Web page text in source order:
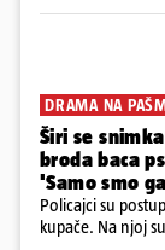
DRAMA NA
Širi se
broda baca
'Samo smo
Policajci su
kupače. Na njoj